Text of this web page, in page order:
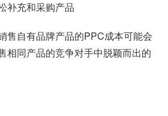
补充和采购产品
售自有品牌产品的PPC成本可能会
相同产品的竞争对手中脱颖而出的